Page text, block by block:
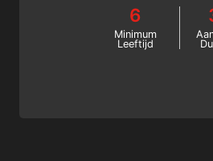
het SSI Marine Ecology
6
Minimum
Leeftijd